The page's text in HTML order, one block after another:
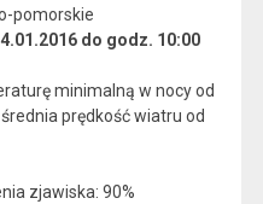
pomorskie
do godz. 10:00
minimalną w nocy od
prędkość wiatru od
zjawiska: 90%